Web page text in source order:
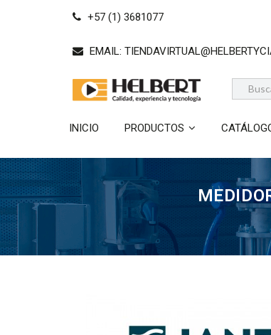
+57 (1) 3681077
EMAIL:
INICIO PRODUCTOS